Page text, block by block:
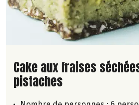
Lire la suite de la recette
Cake aux fraises
pistaches